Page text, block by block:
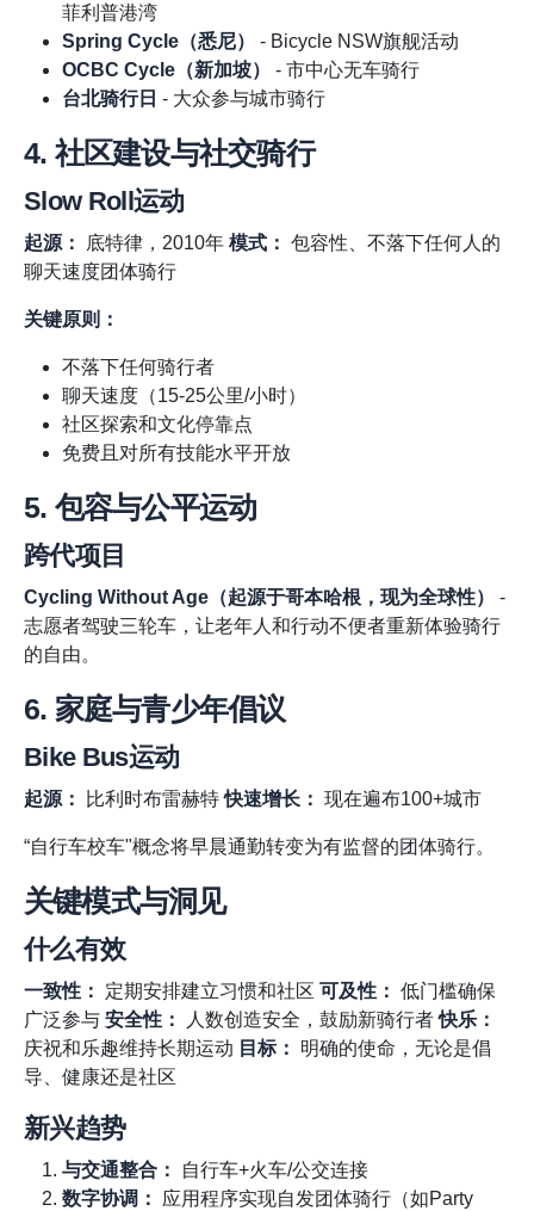
菲利普港湾
Spring Cycle（悉尼）
- Bicycle NSW旗舰活动
OCBC Cycle（新加坡）
- 市中心无车骑行
台北骑行日 - 大众参与城市骑行
4. 社区建设与社交骑行
Slow Roll运动
起源： 底特律，2010年 模式： 包容性、不落下任何人的
聊天速度团体骑行
关键原则：
不落下任何骑行者
聊天速度（15-25公里/小时）
社区探索和文化停靠点
免费且对所有技能水平开放
5. 包容与公平运动
跨代项目
Cycling Without Age（起源于哥本哈根，现为全球性）
-
志愿者驾驶三轮车，让老年人和行动不便者重新体验骑行
的自由。
6. 家庭与青少年倡议
Bike Bus运动
起源： 比利时布雷赫特快速增长： 现在遍布100+城市
“自行车校车"概念将早晨通勤转变为有监督的团体骑行。
关键模式与洞见
什么有效
一致性： 定期安排建立习惯和社区 可及性： 低门槛确保
广泛参与 安全性： 人数创造安全，鼓励新骑行者快乐：
庆祝和乐趣维持长期运动 目标：
明确的使命，无论是倡
导、健康还是社区
新兴趋势
与交通整合：
自行车+火车/公交连接
数字协调：
应用程序实现自发团体骑行（如Party